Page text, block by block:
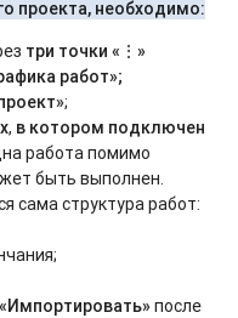
проекта, необходимо:
три точки «⋮»
работ»;
;
, в котором подключен
работа помимо
быть выполнен.
сама структура работ:
«Импортировать» после